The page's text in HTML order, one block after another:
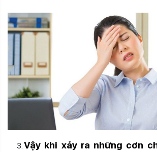
Vậy khi xảy ra những cơn